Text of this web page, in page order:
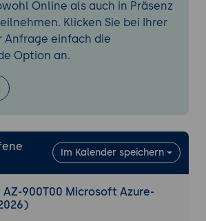
20.07.2026)
und private Endpunkte als
(Update ab 20.07.2026)
und Sicherheit
von 35-40%)
einmalige
Mehr-Faktor-Anmeldung und
Anmeldung
Zugriffssteuerung und der
Ansatz
Online als auch in Präsenz
Klicken Sie bei Ihrer
Anfrage einfach die
Option an.
Im Kalender speichern
900T00 Microsoft Azure-